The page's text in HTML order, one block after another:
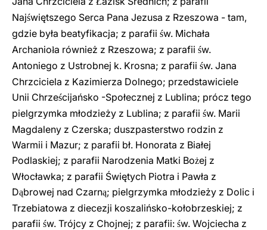
Najświętszego Serca Pana Jezusa z Rzeszowa - tam,
gdzie była beatyfikacja; z parafii św. Michała
Archanioła również z Rzeszowa; z parafii św.
Antoniego z Ustrobnej k. Krosna; z parafii św. Jana
Chrzciciela z Kazimierza Dolnego; przedstawiciele
Unii Chrześcijańsko -Społecznej z Lublina; prócz tego
pielgrzymka młodzieży z Lublina; z parafii św. Marii
Magdaleny z Czerska; duszpasterstwo rodzin z
Warmii i Mazur; z parafii bł. Honorata z Białej
Podlaskiej; z parafii Narodzenia Matki Bożej z
Włocławka; z parafii Świętych Piotra i Pawła z
Dąbrowej nad Czarną; pielgrzymka młodzieży z Dolic i
Trzebiatowa z diecezji koszalińsko-kołobrzeskiej; z
parafii św. Trójcy z Chojnej; z parafii: św. Wojciecha z